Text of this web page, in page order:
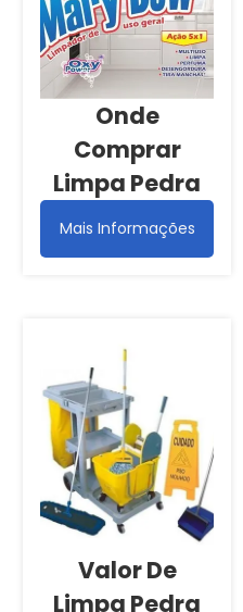
Onde
Comprar
Limpa Pedra
Mais Informações
Valor De
Limpa Pedra